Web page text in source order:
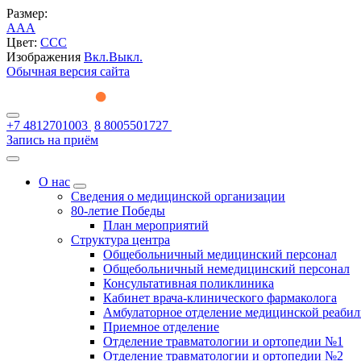
Размер:
AAA
Цвет: CCC
Изображения Вкл.Выкл.
Обычная версия сайта
+7 4812701003 8 8005501727
Запись на приём
О нас
Сведения о медицинской организации
80-летие Победы
План мероприятий
Структура центра
Общебольничный медицинский персонал
Общебольничный немедицинский персонал
Консультативная поликлиника
Кабинет врача-клинического фармаколога
Амбулаторное отделение медицинской
Приемное отделение
Отделение травматологии и ортопедии №1
Отделение травматологии и ортопедии №2